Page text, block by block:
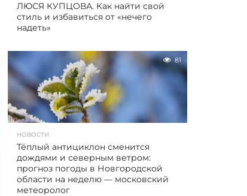
ЛЮСЯ КУПЦОВА. Как найти свой
стиль и избавиться от «нечего
надеть»
81
НОВОСТИ
Тёплый антициклон сменится
дождями и северным ветром:
прогноз погоды в Новгородской
области на неделю — московский
метеоролог